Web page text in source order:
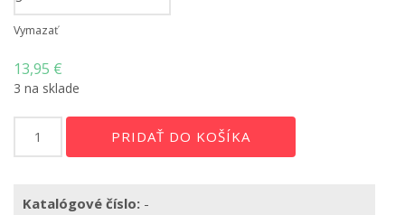
Vymazať
13,95 €
3 na sklade
množstvo
Hračka
Emu
PRIDAŤ DO KOŠÍKA
Katalógové číslo: -